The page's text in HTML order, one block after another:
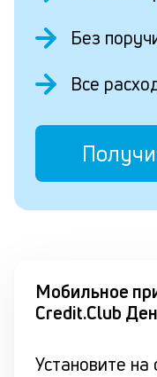
Без
Все
Мобильное
Credit.Club
Установите